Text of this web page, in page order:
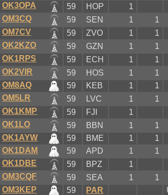
OK3OPA 59 HOP
1
OM3CQ 59 SEN 1
1
OM7CV 59 ZVO 1
1
OK2KZO 59 GZN 1
1
OK1RPS 59 ECH 1
1
OK2VIR 59 HOS 1
1
OM8AQ 59 KEB 1
1
OM5LR 59 LVC 1
1
OK1KMP 59 FJI
1
OK1LO 59 BBN 1
1
OK1AYW 59 BME 1
1
OK1DAM 59 APD 1
1
OK1DBE 59 BPZ
1
OM3CQF 59 SEA 1
1
OM3KEP 59 PAR